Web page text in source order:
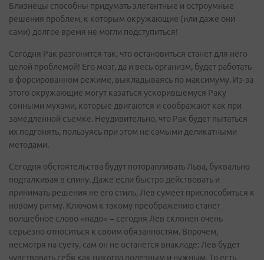
Близнецы способны придумать элегантные и остроумные
решения проблем, к которым окружающие (или даже они
сами) долгое время не могли подступиться!
Сегодня Рак разгонится так, что остановиться станет для него
целой проблемой! Его мозг, да и весь организм, будет работать
в форсированном режиме, выкладываясь по максимуму. Из-за
этого окружающие могут казаться ускорившемуся Раку
сонными мухами, которые двигаются и соображают как при
замедленной съемке. Неудивительно, что Рак будет пытаться
их подгонять, пользуясь при этом не самыми деликатными
методами.
Сегодня обстоятельства будут поторапливать Льва, буквально
подталкивая в спину. Даже если быстро действовать и
принимать решения не его стиль, Лев сумеет приспособиться к
новому ритму. Ключом к такому преображению станет
волшебное слово «надо» – сегодня Лев склонен очень
серьезно относиться к своим обязанностям. Впрочем,
несмотря на суету, сам он не останется внакладе: Лев будет
чувствовать себя как никогда полезным и нужным. То есть